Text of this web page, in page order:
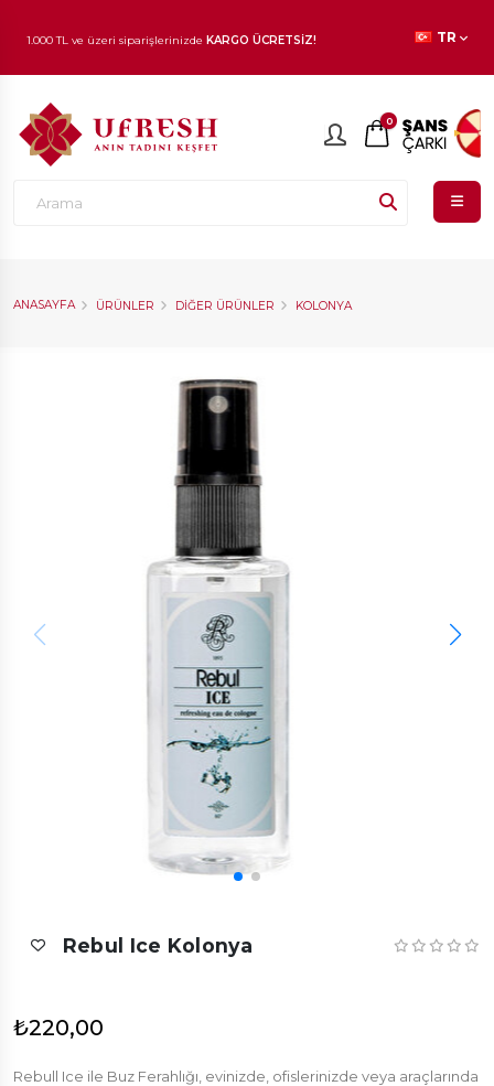
1.000 TL ve üzeri siparişlerinizde KARGO ÜCRETSİZ!
En beğenilen ürünlerdeİNDİRİMfırsatı!
TR
0
ANASAYFA ÜRÜNLER DIĞER ÜRÜNLER KOLONYA
Rebul Ice Kolonya
₺220,00
Rebull Ice ile Buz Ferahlığı, evinizde, ofislerinizde veya araçlarında